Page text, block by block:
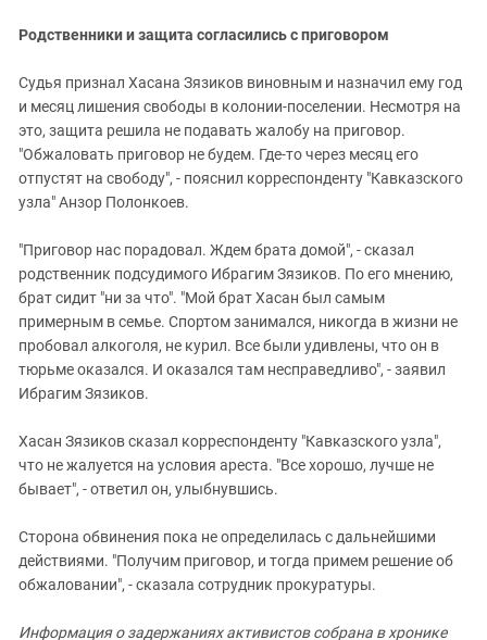
Родственники и защита согласились с приговором
Судья признал Хасана Зязиков виновным и назначил ему год
и месяц лишения свободы в колонии-поселении. Несмотря на
это, защита решила не подавать жалобу на приговор.
"Обжаловать приговор не будем. Где-то через месяц его
отпустят на свободу", - пояснил корреспонденту "Кавказского
узла" Анзор Полонкоев.
"Приговор нас порадовал. Ждем брата домой", - сказал
родственник подсудимого Ибрагим Зязиков. По его мнению,
брат сидит "ни за что". "Мой брат Хасан был самым
примерным в семье. Спортом занимался, никогда в жизни не
пробовал алкоголя, не курил. Все были удивлены, что он в
тюрьме оказался. И оказался там несправедливо", - заявил
Ибрагим Зязиков.
Хасан Зязиков сказал корреспонденту "Кавказского узла",
что не жалуется на условия ареста. "Все хорошо, лучше не
бывает", - ответил он, улыбнувшись.
Сторона обвинения пока не определилась с дальнейшими
действиями. "Получим приговор, и тогда примем решение об
обжаловании", - сказала сотрудник прокуратуры.
Информация о задержаниях активистов собрана в хронике